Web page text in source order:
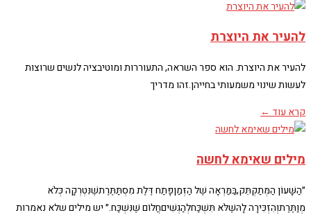
להעיר את היוצרת
להעיר את היוצרת. הוא ספר השראה, התעוררות ומוטיבציה לנשים שרוצות
לעשות שינוי משמעותי בחייהן.זהו מדריך
קרא עוד ←
מילים שאימא לחשה
״הַשָּׁעוֹן הַמְּתַקְתֵּק,בַּמַּרְאָה שֶׁל הַזְּמַןפָּתַח דֶּלֶת מִסְתַּתֶּרֶתשֶׁנִּטְרְקָה כְּלֹא
מְוַתֶּרֶתוְהִזְכִּירָה לָהּשֶׁלֹּא תִּשְׁכַּחלְהַגְשִׁיםחֲלוֹם שֶׁנִּשְׁכַּח.״ יש מילים שלא נאמרות